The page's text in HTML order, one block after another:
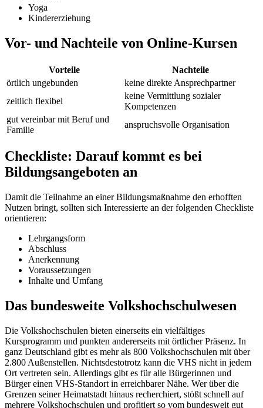
Yoga
Kindererziehung
Vor- und Nachteile von Online-Kursen
Vorteile
Nachteile
örtlich ungebunden
keine direkte Ansprechpartner
zeitlich flexibel
keine Vermittlung sozialer
Kompetenzen
gut vereinbar mit Beruf und
Familie
anspruchsvolle Organisation
Checkliste: Darauf kommt es bei
Bildungsangeboten an
Damit die Teilnahme an einer Bildungsmaßnahme den erhofften
Nutzen bringt, sollten sich Interessierte an der folgenden Checkliste
orientieren:
Lehrgangsform
Abschluss
Anerkennung
Voraussetzungen
Inhalte und Umfang
Das bundesweite Volkshochschulwesen
Die Volkshochschulen bieten einerseits ein vielfältiges
Kursprogramm und punkten andererseits mit örtlicher Präsenz. In
ganz Deutschland gibt es mehr als 800 Volkshochschulen mit über
2.800 Außenstellen. Nichtsdestotrotz kann die VHS nicht in jedem
Ort vertreten sein. Allerdings gibt es für alle Bürgerinnen und
Bürger einen VHS-Standort in erreichbarer Nähe. Wer über die
Grenzen seiner Heimatstadt hinaus recherchiert, stößt schnell auf
mehrere Volkshochschulen und profitiert so vom bundesweit gut